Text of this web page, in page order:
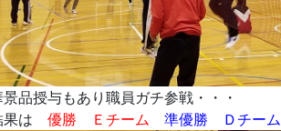
品授与もあり職員ガチ参戦・・・
果は 優勝 Ｅチーム 準優勝 Ｄチーム